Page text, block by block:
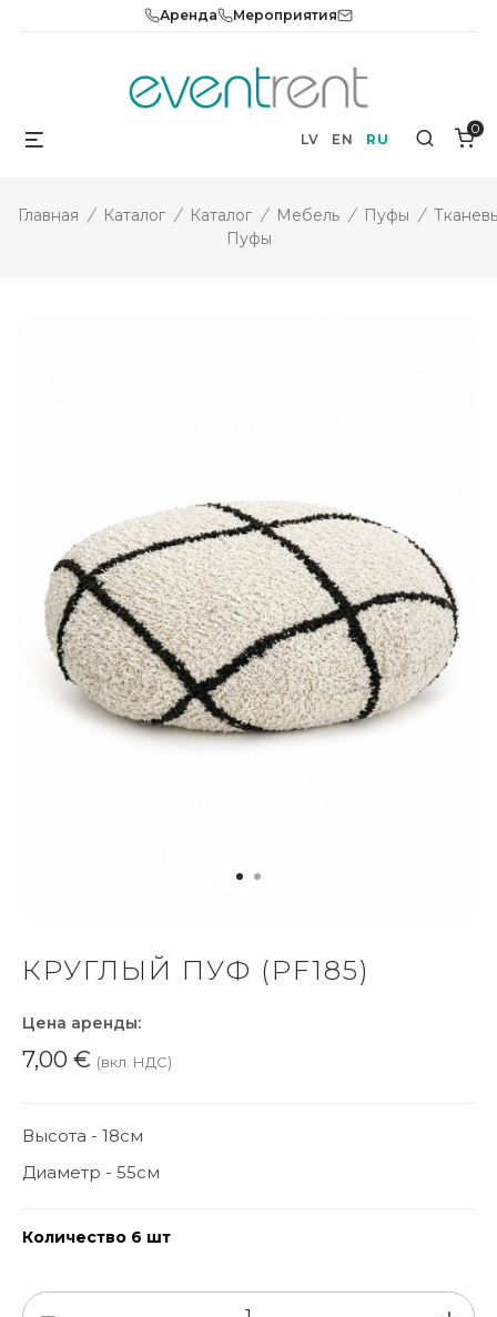
Аренда Мероприятия
LV EN RU Search
0
Главная / Каталог / Каталог / Мебель / Пуфы /
Пуфы
КРУГЛЫЙ ПУФ (PF185)
Цена аренды:
7,00 € (вкл. НДС)
Высота - 18см
Диаметр - 55см
Количество 6 шт